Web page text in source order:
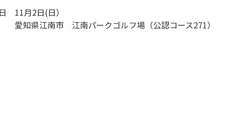
11月2日(日）
知県江南市 江南パークゴルフ場（公認コース271）